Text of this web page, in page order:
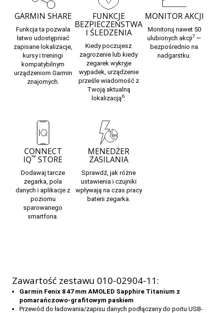
GARMIN SHARE
Funkcja ta pozwala
łatwo udostępniać
zapisane lokalizacje,
kursy i treningi
kompatybilnym
urządzeniom Garmin
znajomych.
FUNKCJE
BEZPIECZEŃSTWA
I ŚLEDZENIA
Kiedy poczujesz
zagrożenie lub kiedy
zegarek wykryje
wypadek, urządzenie
prześle wiadomość z
Twoją aktualną
lokalizacją6.
MONITOR AKCJI
Monitoruj nawet 50
ulubionych akcji7 —
bezpośrednio na
nadgarstku.
CONNECT
IQ™ STORE
Dodawaj tarcze
zegarka, pola
danych i aplikacje z
poziomu
sparowanego
smartfona.
MENEDŻER
ZASILANIA
Sprawdź, jak różne
ustawienia i czujniki
wpływają na czas pracy
baterii zegarka.
Zawartość zestawu 010-02904-11 :
Garmin Fenix 8 47 mm AMOLED Sapphire Titanium z
pomarańczowo-grafitowym paskiem
Przewód do ładowania/zapisu danych podłączany do portu USB-